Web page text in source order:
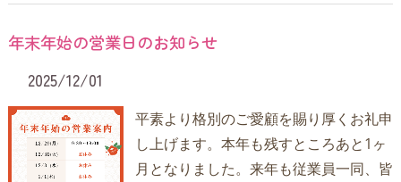
年末年始の営業日のお知らせ
2025/12/01
平素より格別のご愛顧を賜り厚くお礼申
し上げます。本年も残すところあと1ヶ
月となりました。来年も従業員一同、皆